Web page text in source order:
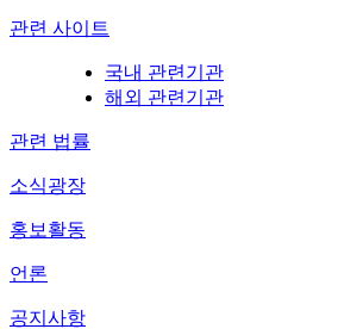
관련 사이트
국내 관련기관
해외 관련기관
관련 법률
소식광장
홍보활동
언론
공지사항